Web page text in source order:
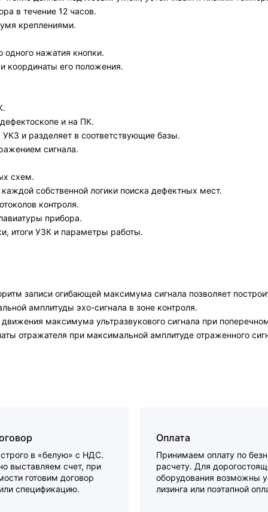
в течение 12 часов.
креплениями.
нажатия кнопки.
координаты его положения.
и на ПК.
и разделяет в соответствующие базы.
сигнала.
схем.
собственной логики поиска дефектных мест.
контроля.
прибора.
итоги УЗК и параметры работы.
записи огибающей максимума сигнала позволяет
амплитуды эхо-сигнала в зоне контроля.
максимума ультразвукового сигнала при
отражателя при максимальной амплитуде отраженного
в «белую» с НДС.
выставляем счет, при
готовим договор
спецификацию.
Оплата
Принимаем оплату по
расчету. Для
оборудования возможны
лизинга или поэтапной